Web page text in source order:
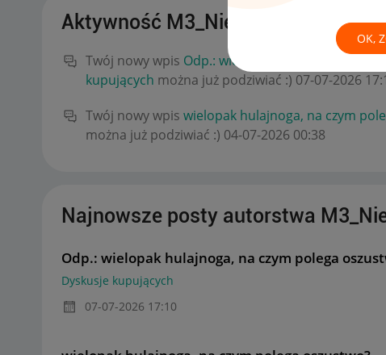
OK,
Aktywność M3_Nieruchomosci
Twój nowy wpis Odp.: wielopak hulajnoga, na
kupujących można już podziwiać :) ‎07-07-2026
Twój nowy wpis wielopak hulajnoga, na czym
można już podziwiać :) ‎04-07-2026 00:38
Najnowsze posty autorstwa
Odp.: wielopak hulajnoga, na czym polega
Dyskusje kupujących
‎07-07-2026 17:10